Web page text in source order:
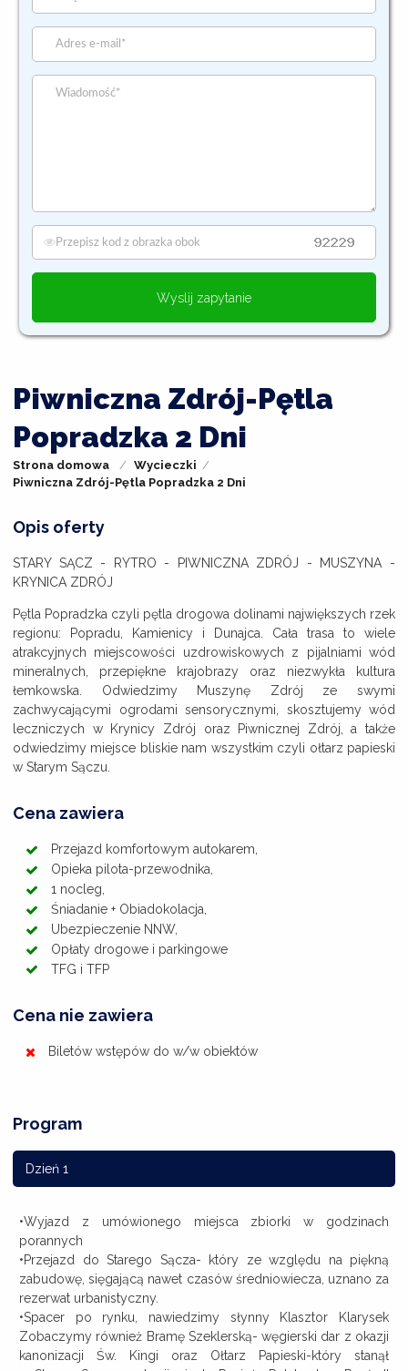
Wyslij zapytanie
Piwniczna Zdrój-Pętla
Popradzka 2 Dni
Strona domowa
Wycieczki
Piwniczna Zdrój-Pętla Popradzka 2 Dni
Opis oferty
STARY SĄCZ - RYTRO - PIWNICZNA ZDRÓJ - MUSZYNA -
KRYNICA ZDRÓJ
Pętla Popradzka czyli pętla drogowa dolinami największych rzek
regionu: Popradu, Kamienicy i Dunajca. Cała trasa to wiele
atrakcyjnych miejscowości uzdrowiskowych z pijalniami wód
mineralnych, przepiękne krajobrazy oraz niezwykła kultura
łemkowska. Odwiedzimy Muszynę Zdrój ze swymi
zachwycającymi ogrodami sensorycznymi, skosztujemy wód
leczniczych w Krynicy Zdrój oraz Piwnicznej Zdrój, a także
odwiedzimy miejsce bliskie nam wszystkim czyli ołtarz papieski
w Starym Sączu.
Cena zawiera
Przejazd komfortowym autokarem,
Opieka pilota-przewodnika,
1 nocleg,
Śniadanie + Obiadokolacja,
Ubezpieczenie NNW,
Opłaty drogowe i parkingowe
TFG i TFP
Cena nie zawiera
Biletów wstępów do w/w obiektów
Program
Dzień 1
•Wyjazd z umówionego miejsca zbiorki w godzinach
porannych
•Przejazd do Starego Sącza- który ze względu na piękną
zabudowę, sięgającą nawet czasów średniowiecza, uznano za
rezerwat urbanistyczny.
•Spacer po rynku, nawiedzimy słynny Klasztor Klarysek
Zobaczymy również Bramę Szeklerską- węgierski dar z okazji
kanonizacji Św. Kingi oraz Ołtarz Papieski-który stanął